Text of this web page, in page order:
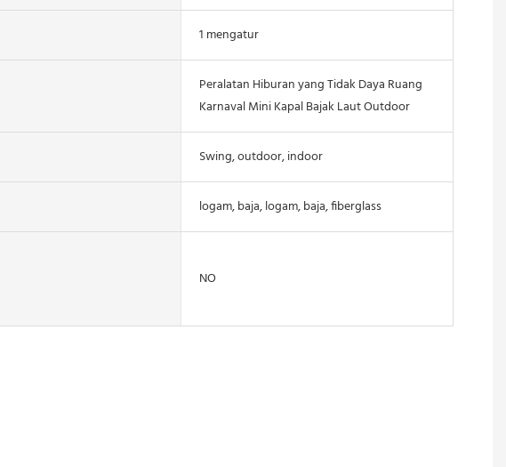
1 mengatur
Peralatan Hiburan yang Tidak Daya Ruang
Karnaval Mini Kapal Bajak Laut Outdoor
Swing, outdoor, indoor
logam, baja, logam, baja, fiberglass
NO